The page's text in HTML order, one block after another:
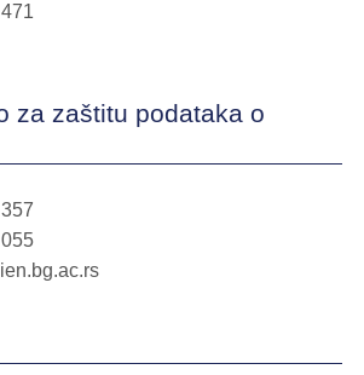
za zaštitu podataka o